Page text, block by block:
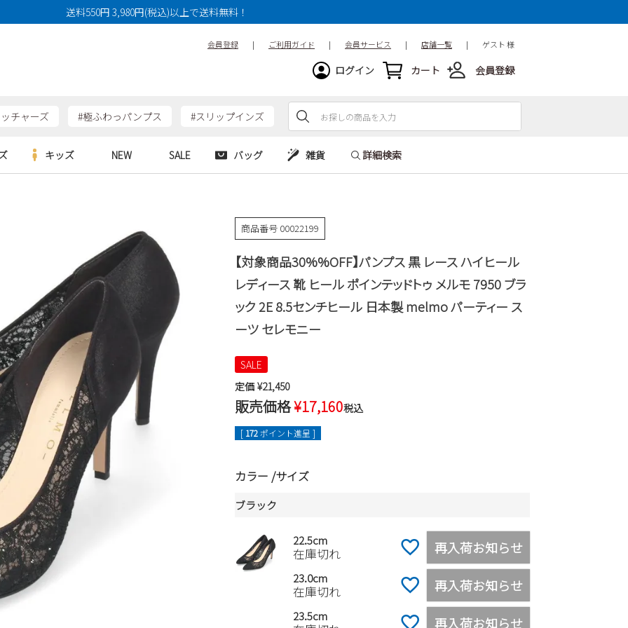
送料550円 3,980円(税込)以上で送料無料！
会員登録 | ご利用ガイド | 会員サービス | 店舗一覧 | ゲスト 様
ログイン カート 会員登録
チャーズ #極ふわっパンプス #スリップインズ
moz
new balance
puma
EDWIN
new balance
キッズ NEW SALE バッグ 雑貨 詳細検索
商品番号 00022199
【対象商品30%%OFF】パンプス 黒 レース ハイヒール
レディース 靴 ヒール ポインテッドトゥ メルモ 7950 ブラ
ック 2E 8.5センチヒール 日本製 melmo パーティー ス
ーツ セレモニー
SALE
定価 ¥21,450
販売価格¥17,160税込
[ 172ポイント進呈 ]
カラー サイズ
ブラック
22.5cm
在庫切れ 再入荷お知らせ
23.0cm
在庫切れ 再入荷お知らせ
23.5cm 再入荷お知らせ